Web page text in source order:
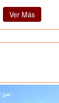
Ver Más